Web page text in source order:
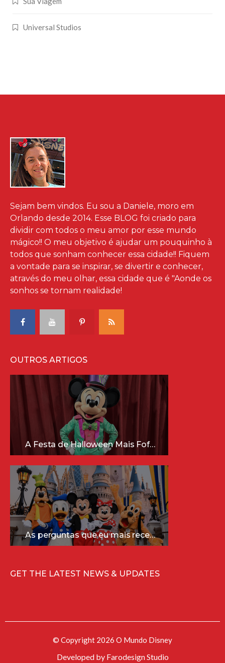
Universal Studios
Sejam bem vindos. Eu sou a Daniele, moro em
Orlando desde 2014. Esse BLOG foi criado para
dividir com todos o meu amor por esse mundo
mágico!! O meu objetivo é ajudar um pouquinho à
todos que sonham conhecer essa cidade!! Fiquem
a vontade para se inspirar, se divertir e conhecer,
através do meu olhar, essa cidade que é "Aonde os
sonhos se tornam realidade!
OUTROS ARTIGOS
A Festa de Halloween Mais Fofa da Disney Está Chegando!
As perguntas que eu mais recebo sobre a Disney (e as respostas mais sinceras!)
GET THE LATEST NEWS & UPDATES
© Copyright 2026 O Mundo Disney
Developed by Farodesign Studio